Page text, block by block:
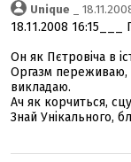
Unique _
18.11.2008 16:15___
Он як Пєтровіча в
Оргазм переживаю,
викладаю.
Ач як корчиться,
Знай Унікального,